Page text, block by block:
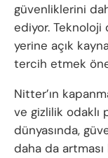
güvenliklerini
ediyor. Teknoloji
yerine açık
tercih etmek
Nitter’ın
ve gizlilik odaklı
dünyasında,
daha da